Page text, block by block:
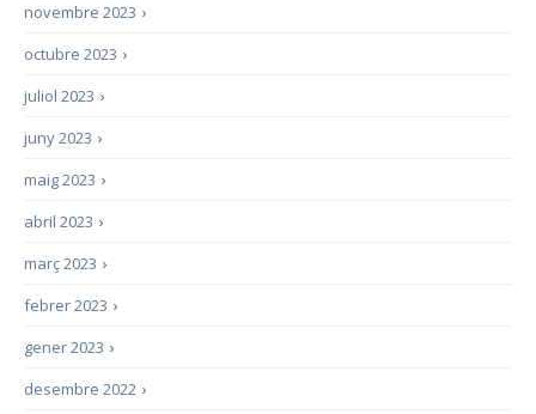
›
novembre 2023
›
octubre 2023
›
juliol 2023
›
juny 2023
›
maig 2023
›
abril 2023
›
març 2023
›
febrer 2023
›
gener 2023
›
desembre 2022